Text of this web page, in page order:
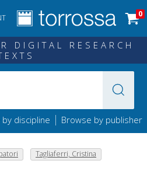
0
DIGITAL RESEARCH
discipline | Browse by publisher
Tagliaferri, Cristina